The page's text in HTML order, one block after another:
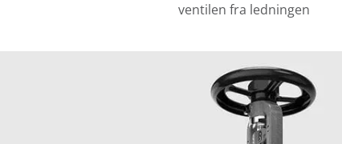
ventilen fra ledningen